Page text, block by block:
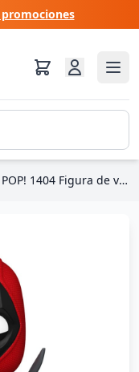
Deadpool 3 POP! 1404 Figura de vinilo Marvel Ladypool 9 cm